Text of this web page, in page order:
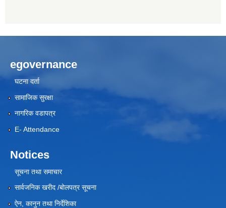
egovernance
घटना दर्ता
सामाजिक सुरक्षा
नागरिक वडापत्र
E- Attendance
Notices
सूचना तथा समाचार
सार्वजनिक खरीद /बोलपत्र सूचना
ऐन, कानुन तथा निर्देशिका